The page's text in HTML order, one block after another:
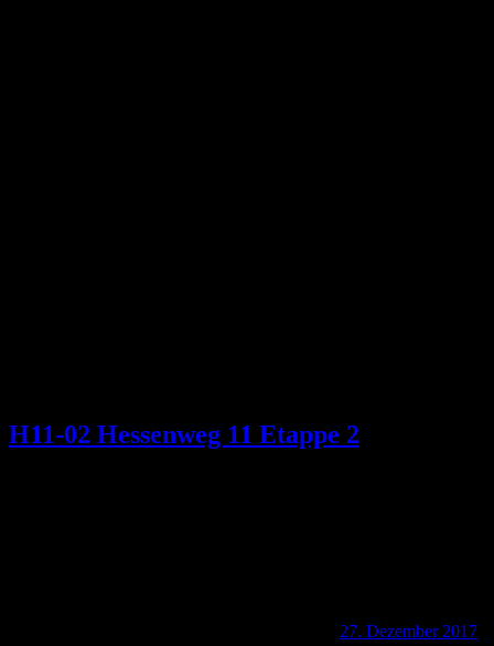
H11-02 Hessenweg 11 Etappe 2
27. Dezember 2017